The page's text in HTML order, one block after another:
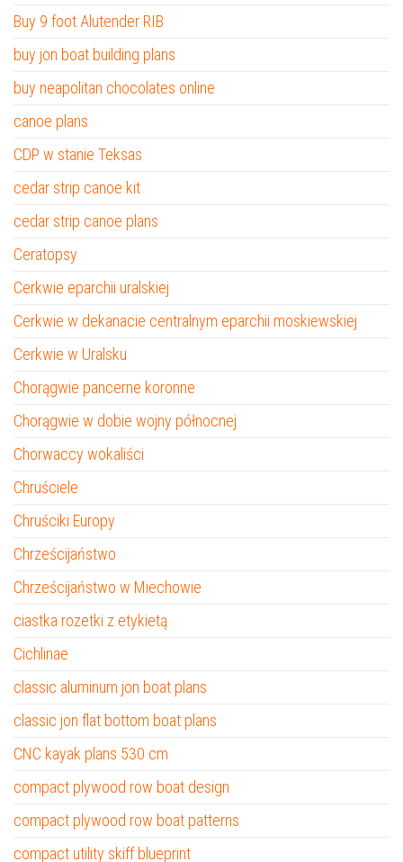
Buy 9 foot Alutender RIB
buy jon boat building plans
buy neapolitan chocolates online
canoe plans
CDP w stanie Teksas
cedar strip canoe kit
cedar strip canoe plans
Ceratopsy
Cerkwie eparchii uralskiej
Cerkwie w dekanacie centralnym eparchii moskiewskiej
Cerkwie w Uralsku
Chorągwie pancerne koronne
Chorągwie w dobie wojny północnej
Chorwaccy wokaliści
Chruściele
Chruściki Europy
Chrześcijaństwo
Chrześcijaństwo w Miechowie
ciastka rozetki z etykietą
Cichlinae
classic aluminum jon boat plans
classic jon flat bottom boat plans
CNC kayak plans 530 cm
compact plywood row boat design
compact plywood row boat patterns
compact utility skiff blueprint